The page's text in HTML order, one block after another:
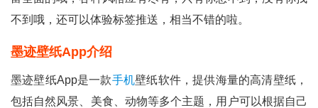
不到哦，还可以体验标签推送，相当不错的啦。
墨迹壁纸app介绍
墨迹壁纸app是一款手机壁纸软件，提供海量的高清壁纸，
包括自然风景、美食、动物等多个主题，用户可以根据自己